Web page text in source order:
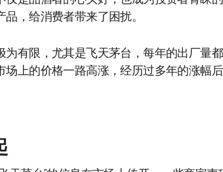
，给消费者带来了困扰。
为有限，尤其是飞天茅台，每年的出厂量
场上的价格一路高涨，经历过多年的涨幅